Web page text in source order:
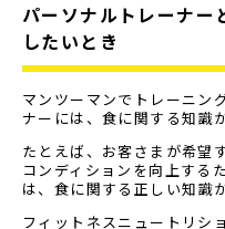
パーソナルトレーナー
したいとき
マンツーマンでトレーニン
ナーには、食に関する知識
たとえば、お客さまが希望
コンディションを向上する
は、食に関する正しい知識
フィットネスニュートリシ